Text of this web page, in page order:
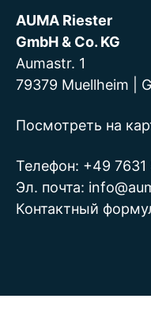
AUMA Riester
GmbH & Co. KG
Aumastr. 1
79379 Muellheim |
Посмотреть на
Телефон: +49
Эл. почта:
Контактный